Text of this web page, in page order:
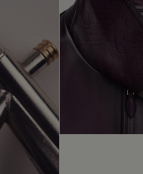
続可能な原材料の使用を重
使用する主要な素材の92%以
認証を受けています。
を探る
続可能なリサイクル素材を
プラスチックは使用していな
を重視しています。
理職人でもあったアレッサン
メゾン ベルルッティは、循
とって、お客様の意に沿って
入れや修理をすることほど
ーズからレザーグッズ、プレ
エは製品を美しい状態で可能
るよう、各種サービスを取り
に